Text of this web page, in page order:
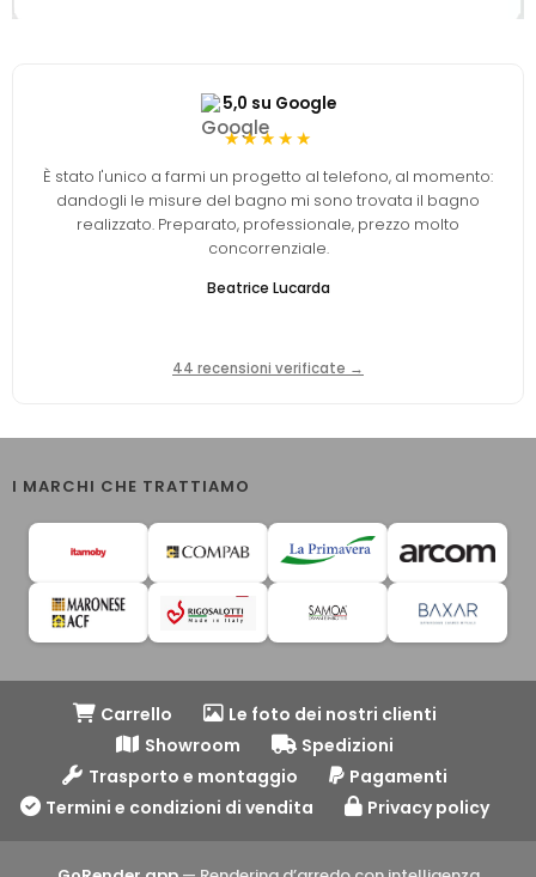
5,0 su Google
★★★★★
È stato l'unico a farmi un progetto al telefono, al momento:
dandogli le misure del bagno mi sono trovata il bagno
realizzato. Preparato, professionale, prezzo molto
concorrenziale.
Beatrice Lucarda
44 recensioni verificate →
I MARCHI CHE TRATTIAMO
Carrello
Le foto dei nostri clienti
Showroom
Spedizioni
Trasporto e montaggio
Pagamenti
Termini e condizioni di vendita
Privacy policy